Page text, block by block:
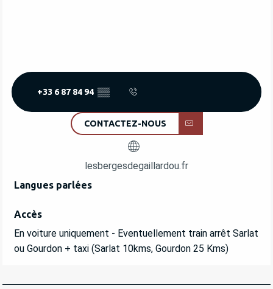
+33 6 87 84 94 ▒▒
CONTACTEZ-NOUS
lesbergesdegaillardou.fr
Langues parlées
Langues parlées
Accès
Accès
En voiture uniquement - Eventuellement train arrêt Sarlat
ou Gourdon + taxi (Sarlat 10kms, Gourdon 25 Kms)